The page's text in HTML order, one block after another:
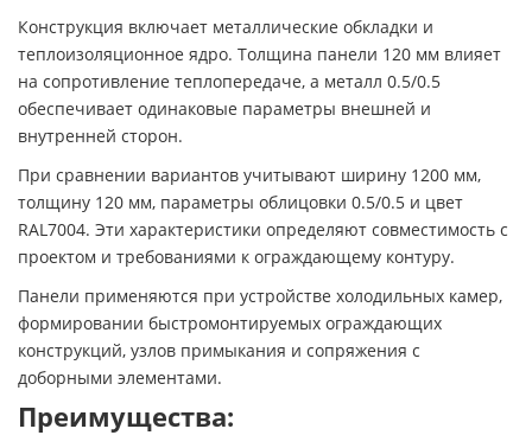
Конструкция включает металлические обкладки и
теплоизоляционное ядро. Толщина панели 120 мм влияет
на сопротивление теплопередаче, а металл 0.5/0.5
обеспечивает одинаковые параметры внешней и
внутренней сторон.
При сравнении вариантов учитывают ширину 1200 мм,
толщину 120 мм, параметры облицовки 0.5/0.5 и цвет
RAL7004. Эти характеристики определяют совместимость с
проектом и требованиями к ограждающему контуру.
Панели применяются при устройстве холодильных камер,
формировании быстромонтируемых ограждающих
конструкций, узлов примыкания и сопряжения с
доборными элементами.
Преимущества: